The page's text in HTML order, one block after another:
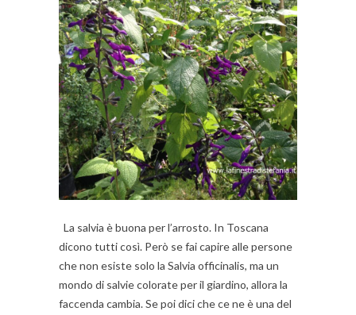
La salvia è buona per l’arrosto. In Toscana
dicono tutti così. Però se fai capire alle persone
che non esiste solo la Salvia officinalis, ma un
mondo di salvie colorate per il giardino, allora la
faccenda cambia. Se poi dici che ce ne è una del